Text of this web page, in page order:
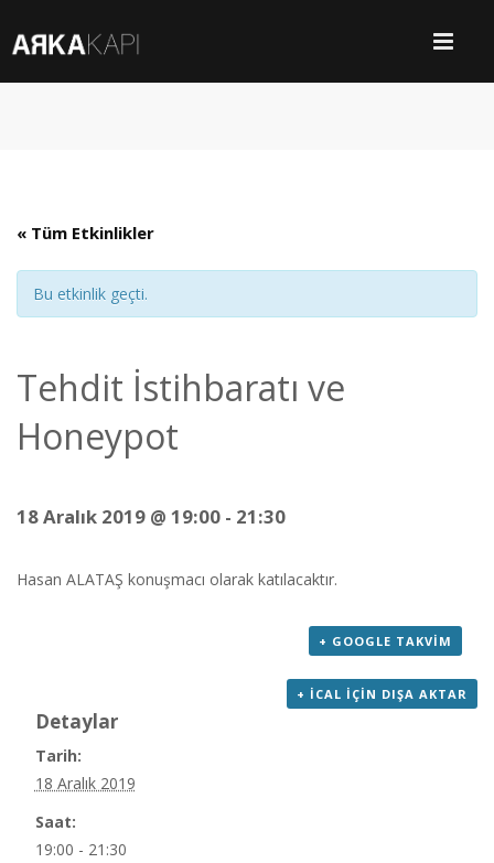
« Tüm Etkinlikler
Bu etkinlik geçti.
Tehdit İstihbaratı ve
Honeypot
18 Aralık 2019 @ 19:00 - 21:30
Hasan ALATAŞ konuşmacı olarak katılacaktır.
+ GOOGLE TAKVIM
+ ICAL IÇIN DIŞA AKTAR
Detaylar
Tarih:
18 Aralık 2019
Saat:
19:00 - 21:30